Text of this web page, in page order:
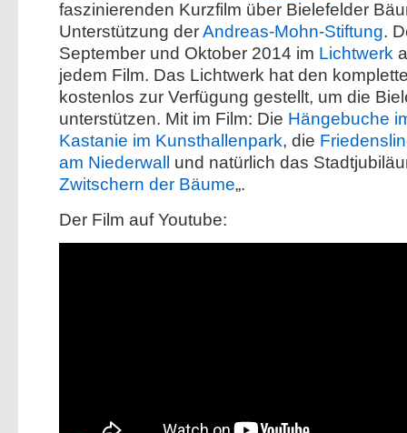
faszinierenden Kurzfilm über Bielefelder
Unterstützung derAndreas-Mohn-Stiftung.
September und Oktober 2014 im Lichtwerk
jedem Film. Das Lichtwerk hat den
kostenlos zur Verfügung gestellt, um die
unterstützen. Mit im Film: Die Hängebuche
Kastanie im Kunsthallenpark, die
am Niederwall und natürlich das
Zwitschern der Bäume„.
Der Film auf Youtube: